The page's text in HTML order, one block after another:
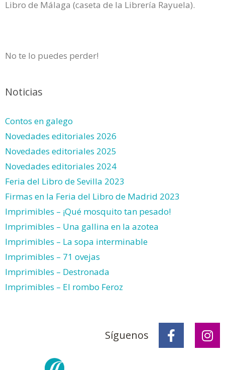
Libro de Málaga (caseta de la Librería Rayuela).
No te lo puedes perder!
Noticias
Contos en galego
Novedades editoriales 2026
Novedades editoriales 2025
Novedades editoriales 2024
Feria del Libro de Sevilla 2023
Firmas en la Feria del Libro de Madrid 2023
Imprimibles – ¡Qué mosquito tan pesado!
Imprimibles – Una gallina en la azotea
Imprimibles – La sopa interminable
Imprimibles – 71 ovejas
Imprimibles – Destronada
Imprimibles – El rombo Feroz
Síguenos